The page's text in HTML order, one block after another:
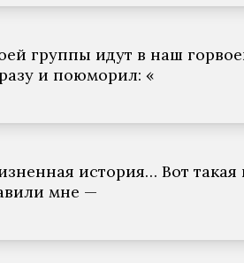
группы идут в наш
и поюморил: «
история… Вот такая
мне —